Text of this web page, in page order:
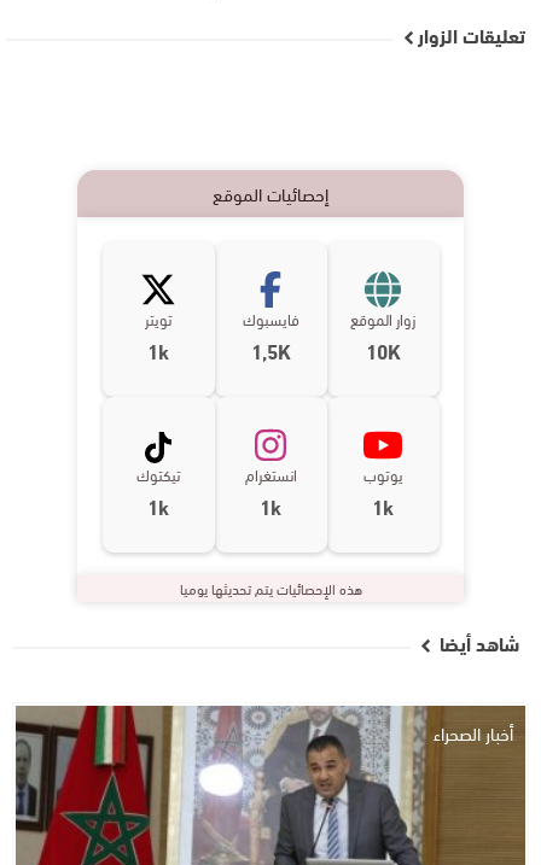
تعليقات الزوار
إحصائيات الموقع
زوار الموقع
10K
فايسبوك
1,5K
تويتر
1k
يوتوب
1k
انستغرام
1k
تيكتوك
1k
هذه الإحصائيات يتم تحديثها يوميا
شاهد أيضا
أخبار الصحراء